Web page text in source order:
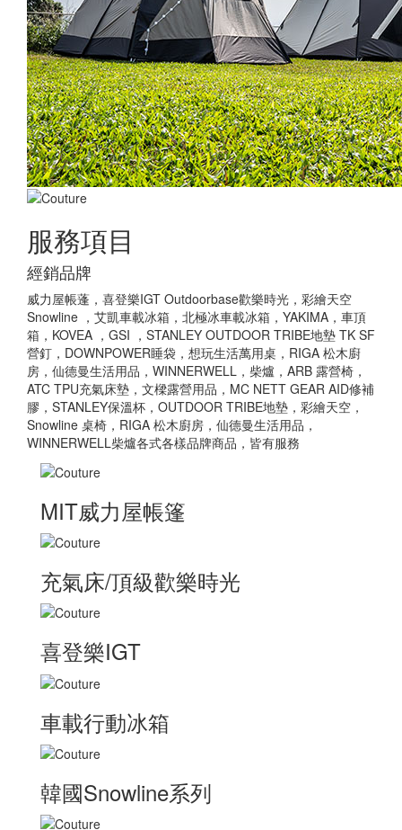
服務項目
經銷品牌
威力屋帳蓬，喜登樂IGT Outdoorbase歡樂時光，彩繪天空
Snowline ，艾凱車載冰箱，北極冰車載冰箱，YAKIMA，車頂
箱，KOVEA ，GSI ，STANLEY OUTDOOR TRIBE地墊 TK SF
營釘，DOWNPOWER睡袋，想玩生活萬用桌，RIGA 松木廚
房，仙德曼生活用品，WINNERWELL，柴爐，ARB 露營椅，
ATC TPU充氣床墊，文樑露營用品，MC NETT GEAR AID修補
膠，STANLEY保溫杯，OUTDOOR TRIBE地墊，彩繪天空，
Snowline 桌椅，RIGA 松木廚房，仙德曼生活用品，
WINNERWELL柴爐各式各樣品牌商品，皆有服務
MIT威力屋帳篷
充氣床/頂級歡樂時光
喜登樂IGT
車載行動冰箱
韓國Snowline系列